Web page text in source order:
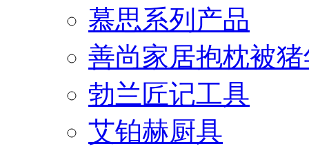
慕思系列产品
善尚家居抱枕被
勃兰匠记工具
艾铂赫厨具